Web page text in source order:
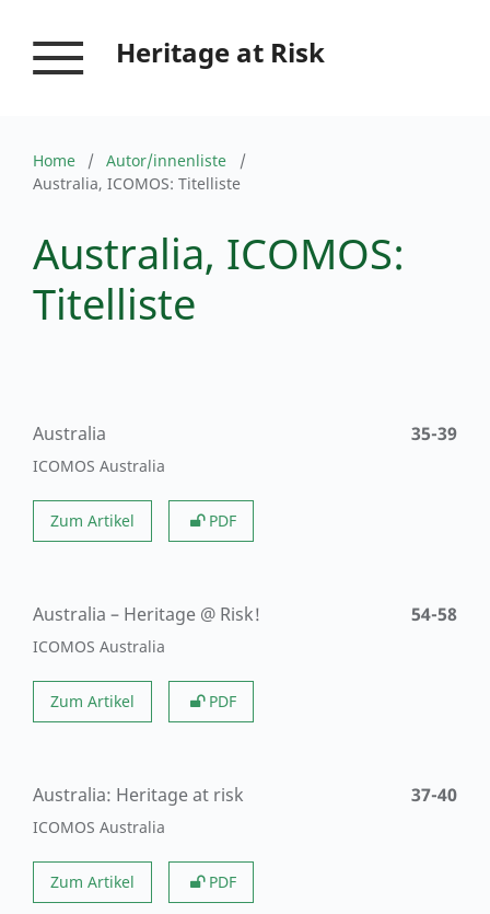
Heritage at Risk
Home / Autor/innenliste
/
Australia, ICOMOS: Titelliste
Australia, ICOMOS:
Titelliste
Australia
ICOMOS Australia
Zum Artikel PDF
35-39
Australia – Heritage @ Risk!
ICOMOS Australia
Zum Artikel PDF
54-58
Australia: Heritage at risk
ICOMOS Australia
Zum Artikel PDF
37-40